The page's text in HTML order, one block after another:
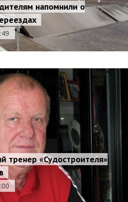
напомнили о
тренер «Судостроителя»